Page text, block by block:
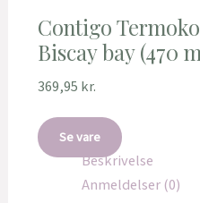
Contigo
Biscay bay (470
369,95 kr.
Se vare
Beskrivelse
Anmeldelser (0)